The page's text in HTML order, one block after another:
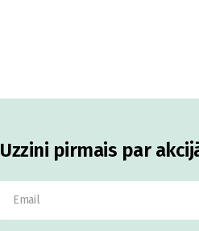
Uzzini pirmais par